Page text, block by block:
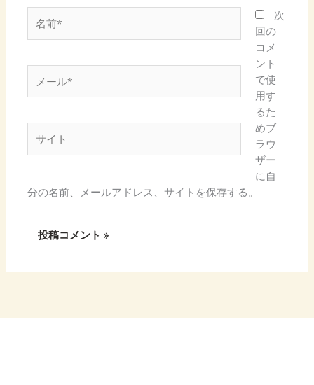
前
ー
*
次
回の
コメ
ント
で使
用す
るた
めブ
ラウ
ザー
に自
分の名前、メールアドレス、サイトを保存する。